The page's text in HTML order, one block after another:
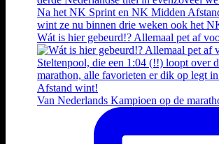
Wát is hier gebeurd!? Allemaal pet af
Van Nederlands Kampioen op de